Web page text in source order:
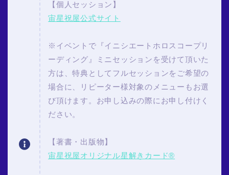
【個人セッション】
宙星祝屋公式サイト
※イベントで『イニシエートホロスコープリ
ーディング』ミニセッションを受けて頂いた
方は、特典としてフルセッションをご希望の
場合に、リピーター様対象のメニューもお選
び頂けます。お申し込みの際にお申し付けく
ださい。
【著書・出版物】
宙星祝屋オリジナル星解きカード®